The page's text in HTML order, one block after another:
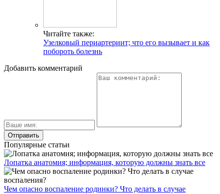
Читайте также:
Узелковый периартериит; что его вызывает и как
побороть болезнь
Добавить комментарий
Популярные статьи
Лопатка анатомия; информация, которую должны знать все
Чем опасно воспаление родинки? Что делать в случае